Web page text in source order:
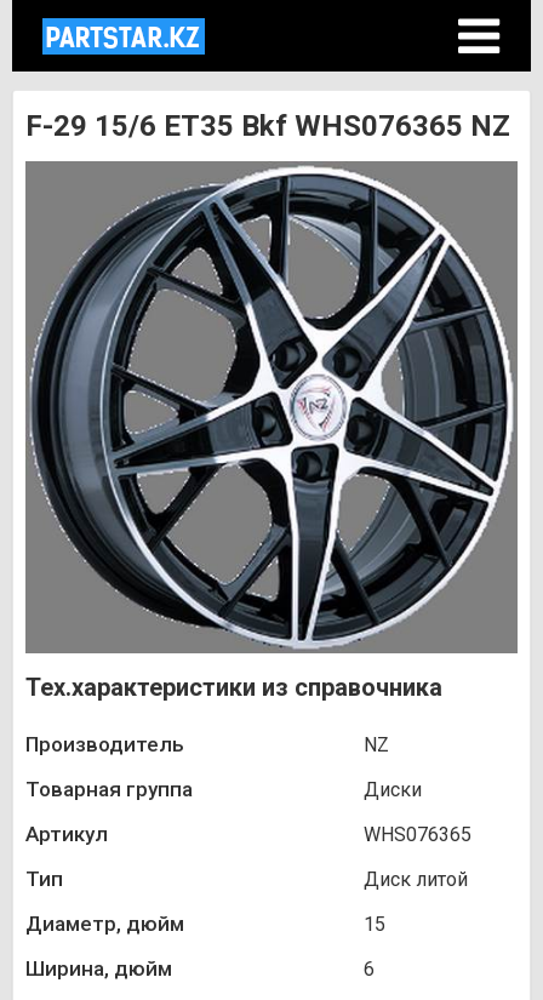
F-29 15/6 ET35 Bkf WHS076365 NZ
Тех.характеристики из справочника
Производитель NZ
Товарная группа Диски
Артикул WHS076365
Тип Диск литой
Диаметр, дюйм 15
Ширина, дюйм 6